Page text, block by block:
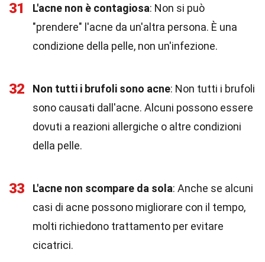
31 L'acne non è contagiosa: Non si può
"prendere" l'acne da un'altra persona. È una
condizione della pelle, non un'infezione.
32 Non tutti i brufoli sono acne: Non tutti i brufoli
sono causati dall'acne. Alcuni possono essere
dovuti a reazioni allergiche o altre condizioni
della pelle.
33 L'acne non scompare da sola: Anche se alcuni
casi di acne possono migliorare con il tempo,
molti richiedono trattamento per evitare
cicatrici.